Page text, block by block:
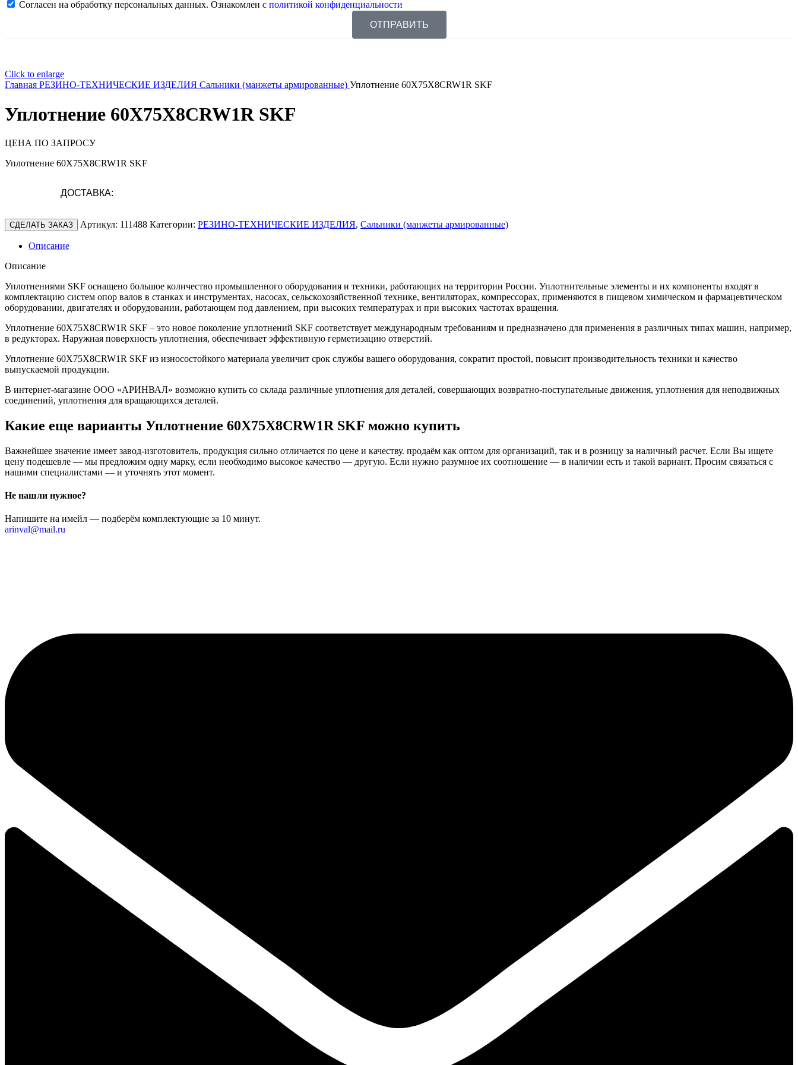
Согласен на обработку персональных данных. Ознакомлен с политикой конфиденциальности
ОТПРАВИТЬ
Click to enlarge
Главная РЕЗИНО-ТЕХНИЧЕСКИЕ ИЗДЕЛИЯ Сальники (манжеты армированные) Уплотнение 60X75X8CRW1R SKF
Уплотнение 60X75X8CRW1R SKF
ЦЕНА ПО ЗАПРОСУ
Уплотнение 60X75X8CRW1R SKF
ДОСТАВКА:
СДЕЛАТЬ ЗАКАЗ Артикул: 111488 Категории: РЕЗИНО-ТЕХНИЧЕСКИЕ ИЗДЕЛИЯ, Сальники (манжеты армированные)
Описание
Описание
Уплотнениями SKF оснащено большое количество промышленного оборудования и техники, работающих на территории России. Уплотнительные элементы и их компоненты входят в
комплектацию систем опор валов в станках и инструментах, насосах, сельскохозяйственной технике, вентиляторах, компрессорах, применяются в пищевом химическом и фармацевтическом
оборудовании, двигателях и оборудовании, работающем под давлением, при высоких температурах и при высоких частотах вращения.
Уплотнение 60X75X8CRW1R SKF – это новое поколение уплотнений SKF соответствует международным требованиям и предназначено для применения в различных типах машин, например,
в редукторах. Наружная поверхность уплотнения, обеспечивает эффективную герметизацию отверстий.
Уплотнение 60X75X8CRW1R SKF из износостойкого материала увеличит срок службы вашего оборудования, сократит простой, повысит производительность техники и качество
выпускаемой продукции.
В интернет-магазине ООО «АРИНВАЛ» возможно купить со склада различные уплотнения для деталей, совершающих возвратно-поступательные движения, уплотнения для неподвижных
соединений, уплотнения для вращающихся деталей.
Какие еще варианты Уплотнение 60X75X8CRW1R SKF можно купить
Важнейшее значение имеет завод-изготовитель, продукция сильно отличается по цене и качеству. продаём как оптом для организаций, так и в розницу за наличный расчет. Если Вы ищете
цену подешевле — мы предложим одну марку, если необходимо высокое качество — другую. Если нужно разумное их соотношение — в наличии есть и такой вариант. Просим связаться с
нашими специалистами — и уточнять этот момент.
Не нашли нужное?
Напишите на имейл — подберём комплектующие за 10 минут.
arinval@mail.ru